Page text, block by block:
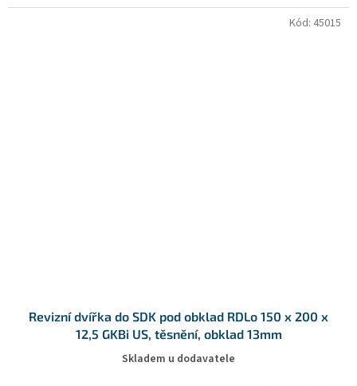
Revizní dvířka do SDK pod obklad RDLo 150 x 200 x
12,5 GKBi US, těsnění, obklad 13mm
Skladem u dodavatele
Kód: 45015